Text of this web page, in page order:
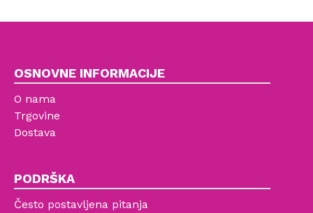
OSNOVNE INFORMACIJE
O nama
Trgovine
Dostava
PODRŠKA
Često postavljena pitanja